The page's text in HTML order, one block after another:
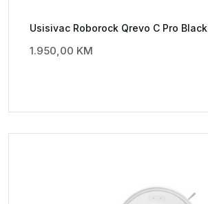
Usisivac Roborock Qrevo C Pro Black
1.950,00 KM